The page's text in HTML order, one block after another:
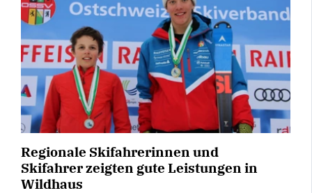
Regionale Skifahrerinnen und
Skifahrer zeigten gute Leistungen in
Wildhaus